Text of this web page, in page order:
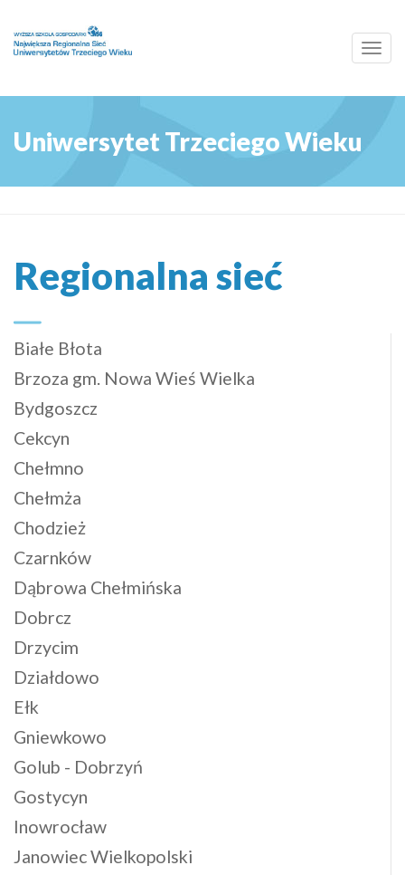
Uniwersytet Trzeciego Wieku
Regionalna sieć
Białe Błota
Brzoza gm. Nowa Wieś Wielka
Bydgoszcz
Cekcyn
Chełmno
Chełmża
Chodzież
Czarnków
Dąbrowa Chełmińska
Dobrcz
Drzycim
Działdowo
Ełk
Gniewkowo
Golub - Dobrzyń
Gostycyn
Inowrocław
Janowiec Wielkopolski